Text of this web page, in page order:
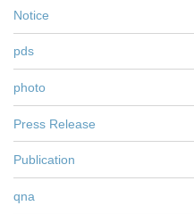
Notice
pds
photo
Press Release
Publication
qna